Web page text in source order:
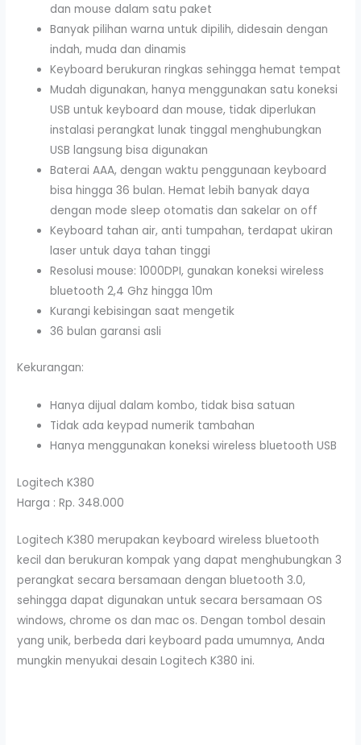
dan mouse dalam satu paket
Banyak pilihan warna untuk dipilih, didesain dengan
indah, muda dan dinamis
Keyboard berukuran ringkas sehingga hemat tempat
Mudah digunakan, hanya menggunakan satu koneksi
USB untuk keyboard dan mouse, tidak diperlukan
instalasi perangkat lunak tinggal menghubungkan
USB langsung bisa digunakan
Baterai AAA, dengan waktu penggunaan keyboard
bisa hingga 36 bulan. Hemat lebih banyak daya
dengan mode sleep otomatis dan sakelar on off
Keyboard tahan air, anti tumpahan, terdapat ukiran
laser untuk daya tahan tinggi
Resolusi mouse: 1000DPI, gunakan koneksi wireless
bluetooth 2,4 Ghz hingga 10m
Kurangi kebisingan saat mengetik
36 bulan garansi asli
Kekurangan:
Hanya dijual dalam kombo, tidak bisa satuan
Tidak ada keypad numerik tambahan
Hanya menggunakan koneksi wireless bluetooth USB
Logitech K380
Harga : Rp. 348.000
Logitech K380 merupakan keyboard wireless bluetooth
kecil dan berukuran kompak yang dapat menghubungkan 3
perangkat secara bersamaan dengan bluetooth 3.0,
sehingga dapat digunakan untuk secara bersamaan OS
windows, chrome os dan mac os. Dengan tombol desain
yang unik, berbeda dari keyboard pada umumnya, Anda
mungkin menyukai desain Logitech K380 ini.